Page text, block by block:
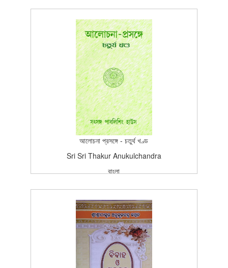
প্রকাশন
Edition (4th Edition-1987)
1987-05-15T15:26:37Z
SCAN_BOOK
5
আলোচনা প্রসঙ্গে - চতুর্থ খণ্ড
Sri Sri Thakur Anukulchandra
বাংলা
প্রকাশন
Edition (3rd Edition-1987)
1987-02-19T15:26:37Z
SCAN_BOOK
5